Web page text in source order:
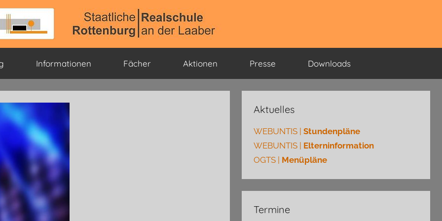
Informationen Fächer Aktionen Presse Downloads
Aktuelles
WEBUNTIS |Stundenpläne
WEBUNTIS | Elterninformation
OGTS | Menüpläne
Termine